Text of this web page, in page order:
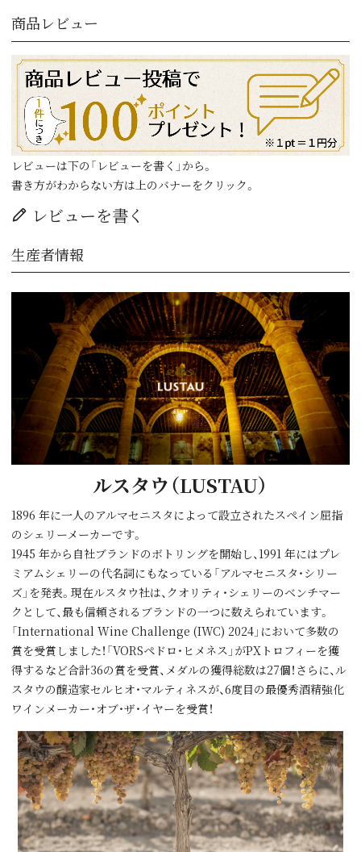
商品レビュー
レビューは下の「レビューを書く」から。
書き方がわからない方は上のバナーをクリック。
レビューを書く
生産者情報
ルスタウ（LUSTAU）
1896 年に一人のアルマセニスタによって設立されたスペイン屈指
のシェリーメーカーです。
1945 年から自社ブランドのボトリングを開始し、1991 年にはプレ
ミアムシェリーの代名詞にもなっている「アルマセニスタ・シリー
ズ」を発表。現在ルスタウ社は、クオリティ・シェリーのベンチマー
クとして、最も信頼されるブランドの一つに数えられています。
「International Wine Challenge (IWC) 2024」において多数の
賞を受賞しました！「VORSペドロ・ヒメネス」がPXトロフィーを獲
得するなど合計36の賞を受賞、メダルの獲得総数は27個！さらに、ル
スタウの醸造家セルヒオ・マルティネスが、6度目の最優秀酒精強化
ワインメーカー・オブ・ザ・イヤーを受賞！